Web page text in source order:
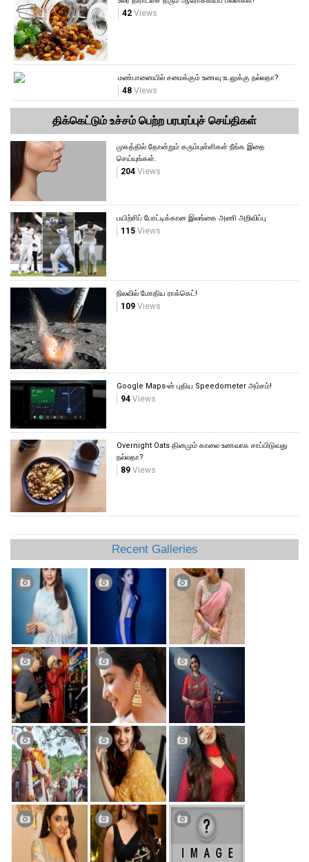
42Views
மண்பானையில் சமைக்கும் உணவு உடலுக்கு நல்லதா?
48Views
திக்கெட்டும் உச்சம் பெற்ற பரபரப்புச் செய்திகள்
முகத்தில் தோன்றும் கரும்புள்ளிகள் நீங்க இதை
செய்யுங்கள்.
204 Views
பயிற்சிப் போட்டிக்கான இலங்கை அணி அறிவிப்பு
115 Views
நிலவில் மோதிய ராக்கெட்!
109 Views
Google Maps-ன் புதிய Speedometer அம்சம்!
94 Views
Overnight Oats தினமும் காலை உணவாக சாப்பிடுவது
நல்லதா?
89 Views
Recent Galleries